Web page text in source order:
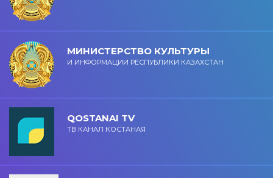
МИНИСТЕРСТВО КУЛЬТУРЫ
И ИНФОРМАЦИИ РЕСПУБЛИКИ КАЗАХСТАН
QOSTANAI TV
ТВ КАНАЛ КОСТАНАЯ